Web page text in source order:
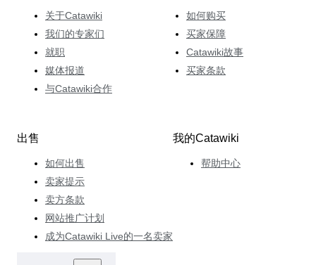
关于Catawiki
我们的专家们
就职
媒体报道
与Catawiki合作
如何购买
买家保障
Catawiki故事
买家条款
出售
如何出售
卖家提示
卖方条款
网站推广计划
成为Catawiki Live的一名卖家
我的Catawiki
帮助中心